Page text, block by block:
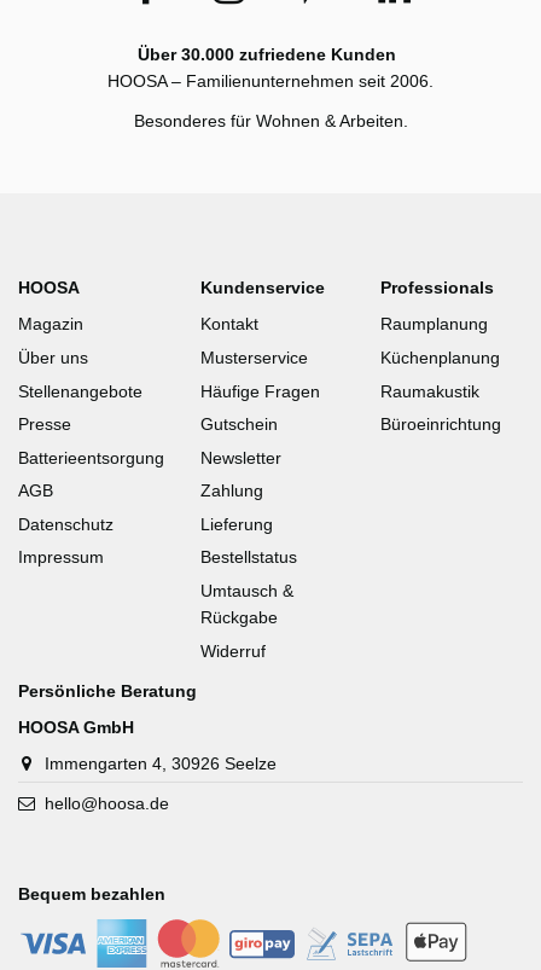
Über 30.000 zufriedene Kunden
HOOSA – Familienunternehmen seit 2006.
Besonderes für Wohnen & Arbeiten.
HOOSA
Magazin
Über uns
Stellenangebote
Presse
Batterieentsorgung
AGB
Datenschutz
Impressum
Kundenservice
Kontakt
Musterservice
Häufige Fragen
Gutschein
Newsletter
Zahlung
Lieferung
Bestellstatus
Umtausch &
Rückgabe
Widerruf
Professionals
Raumplanung
Küchenplanung
Raumakustik
Büroeinrichtung
Persönliche Beratung
HOOSA GmbH
Immengarten 4, 30926 Seelze
hello@hoosa.de
Bequem bezahlen
-
- - - -